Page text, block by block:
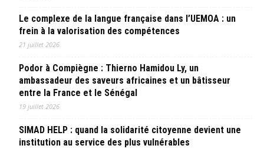
Le complexe de la langue française dans l’UEMOA : un
frein à la valorisation des compétences
21 juillet 2026
Podor à Compiègne : Thierno Hamidou Ly, un
ambassadeur des saveurs africaines et un bâtisseur
entre la France et le Sénégal
19 juillet 2026
SIMAD HELP : quand la solidarité citoyenne devient une
institution au service des plus vulnérables